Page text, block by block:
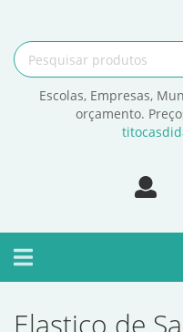
Escolas, Empresas,
orçamento.
Toggle
navigation
Elastico de